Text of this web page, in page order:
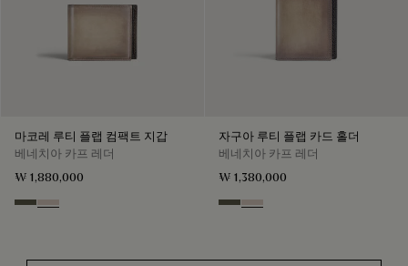
마코레 루티 플랩 컴팩트 지갑
베네치아 카프 레더
₩ 1,880,000
Selva Oscura
Gris
자구아 루티 플랩 카드 홀더
베네치아 카프 레더
₩ 1,380,000
Selva Oscura
Gris